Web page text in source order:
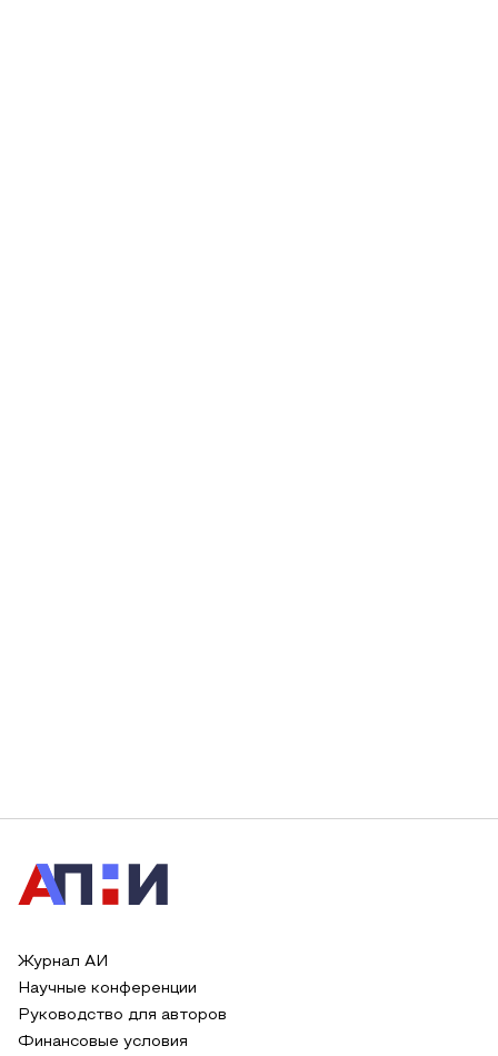
Журнал АИ
Научные конференции
Руководство для авторов
Финансовые условия